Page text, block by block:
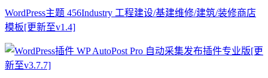
WordPress主题 456Industry 工程建设/基建维修/建筑/装修商店
模板[更新至v1.4]